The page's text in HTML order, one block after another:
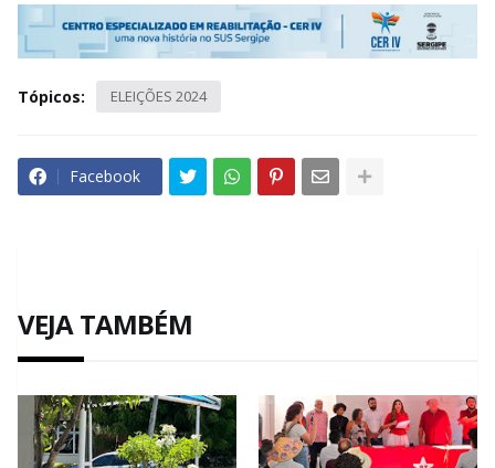
Tópicos: ELEIÇÕES 2024
Facebook
VEJA TAMBÉM